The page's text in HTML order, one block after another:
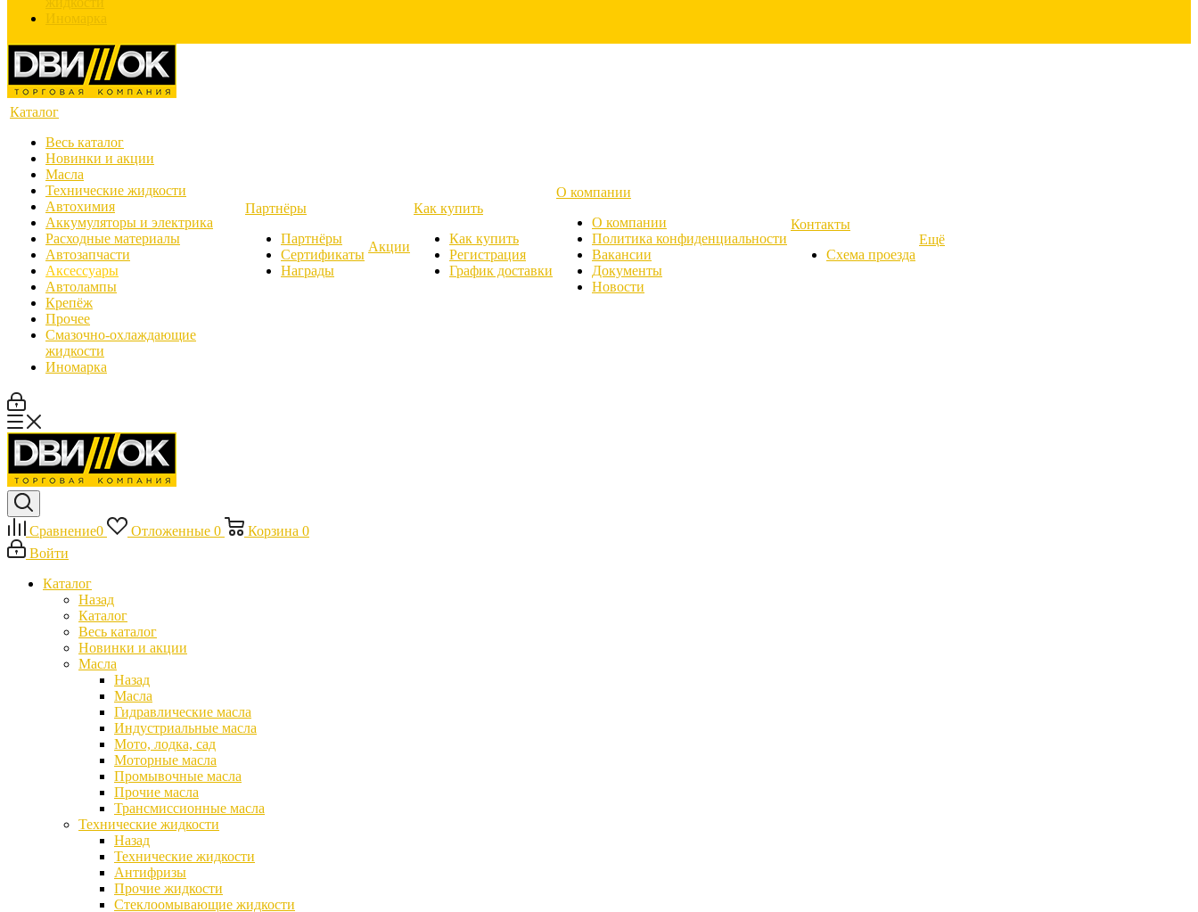
Иномарка
Каталог
Весь каталог
Новинки и акции
Масла
Технические жидкости
Автохимия
Аккумуляторы и электрика
Расходные материалы
Автозапчасти
Аксессуары
Автолампы
Крепёж
Прочее
Смазочно-охлаждающие
жидкости
Иномарка
Партнёры
Партнёры
Сертификаты
Награды
Акции
Как купить
Как купить
Регистрация
График доставки
О компании
О компании
Политика конфиденциальности
Вакансии
Документы
Новости
Контакты
Схема проезда
Ещё
Сравнение0 Отложенные 0 Корзина 0
Войти
Каталог
Назад
Каталог
Весь каталог
Новинки и акции
Масла
Назад
Масла
Гидравлические масла
Индустриальные масла
Мото, лодка, сад
Моторные масла
Промывочные масла
Прочие масла
Трансмиссионные масла
Технические жидкости
Назад
Технические жидкости
Антифризы
Прочие жидкости
Стеклоомывающие жидкости